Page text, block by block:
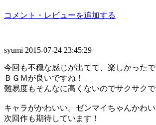
コメント・レビューを追加する
syumi 2015-07-24 23:45:29
今回も不穏な感じが出てて、楽しかったで
ＢＧＭが良いですね！
難易度もそんなに高くないのでサクサクで
キャラがかわいい。ゼンマイちゃんかわい
次回作も期待しています！